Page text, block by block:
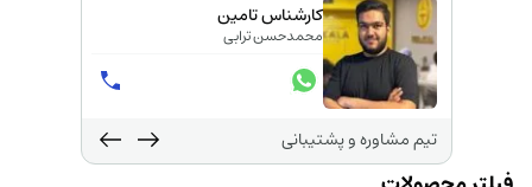
کارشناس تامین
محمدحسن ترابی
تیم مشاوره و پشتیبانی